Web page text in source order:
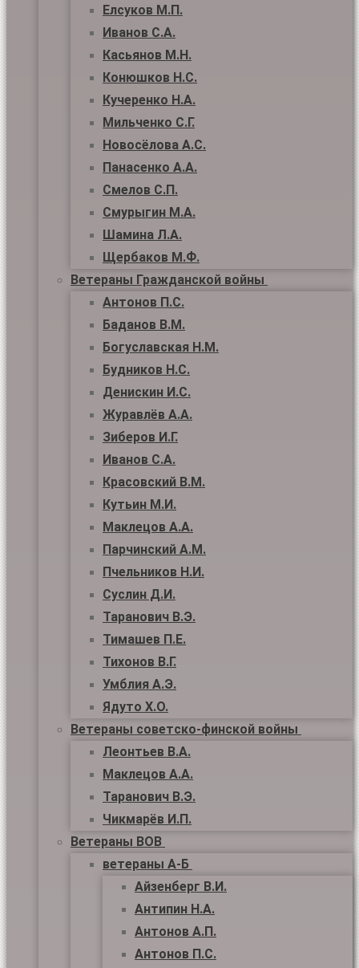
Елсуков М.П.
Иванов С.А.
Касьянов М.Н.
Конюшков Н.С.
Кучеренко Н.А.
Мильченко С.Г.
Новосёлова А.С.
Панасенко А.А.
Смелов С.П.
Смурыгин М.А.
Шамина Л.А.
Щербаков М.Ф.
Ветераны Гражданской войны
Антонов П.С.
Баданов В.М.
Богуславская Н.М.
Будников Н.С.
Денискин И.С.
Журавлёв А.А.
Зиберов И.Г.
Иванов С.А.
Красовский В.М.
Кутьин М.И.
Маклецов А.А.
Парчинский А.М.
Пчельников Н.И.
Суслин Д.И.
Таранович В.Э.
Тимашев П.Е.
Тихонов В.Г.
Умблия А.Э.
Ядуто Х.О.
Ветераны советско-финской войны
Леонтьев В.А.
Маклецов А.А.
Таранович В.Э.
Чикмарёв И.П.
Ветераны ВОВ
ветераны А-Б
Айзенберг В.И.
Антипин Н.А.
Антонов А.П.
Антонов П.С.